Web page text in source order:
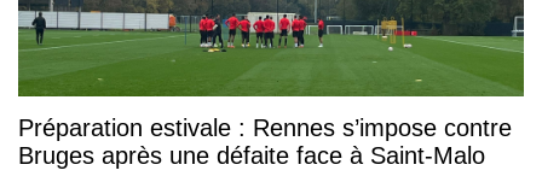
Préparation estivale : Rennes s’impose contre
Bruges après une défaite face à Saint-Malo